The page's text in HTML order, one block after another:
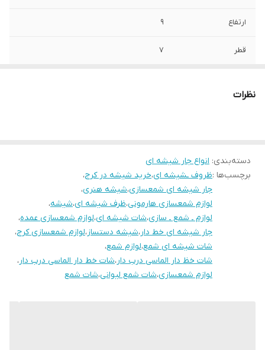
ارتفاع ۹
قطر ۷
نظرات
دسته‌بندی: انواع جار شیشه ای
برچسب‌ها :ظروف ـشیشه ای،خرید شیشه در کرج،
جار شیشه ای شمعسازی،شیشه هنری،
لوازم شمعسازی هارمونی،ظرف شیشه ای،شیشه،
لوازم ـ شمع ـ سازی،شات شیشه ای،لوازم شمعسازی عمده،
جار شیشه ای خط دار،شیشه دستساز،لوازم شمعسازی کرج،
شات شیشه ای شمع،لوازم شمع،
شات خظ دار الماسی درب دار،شات خط دار الماسی درب دار،
لوازم شمعسازی،شات شمع لیوانی،شات شمع